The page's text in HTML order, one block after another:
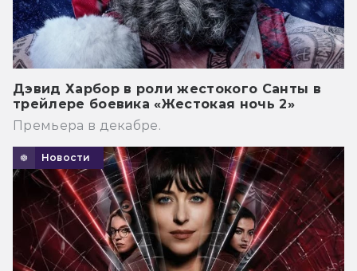
Дэвид Харбор в роли жестокого Санты в
трейлере боевика «Жестокая ночь 2»
Премьера в декабре.
Новости